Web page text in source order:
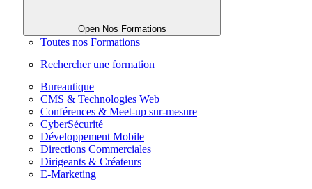
Open Nos Formations
Toutes nos Formations
Rechercher une formation
Bureautique
CMS & Technologies Web
Conférences & Meet-up sur-mesure
CyberSécurité
Développement Mobile
Directions Commerciales
Dirigeants & Créateurs
E-Marketing